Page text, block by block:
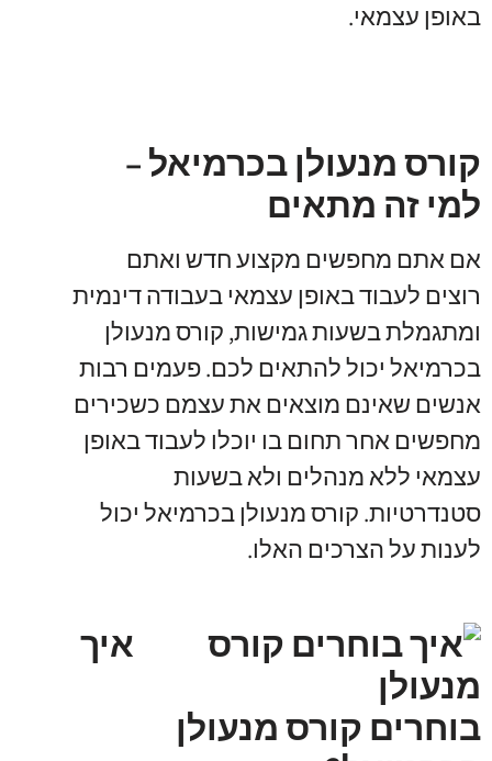
באופן עצמאי.
קורס מנעולן בכרמיאל –
למי זה מתאים
אם אתם מחפשים מקצוע חדש ואתם
רוצים לעבוד באופן עצמאי בעבודה דינמית
ומתגמלת בשעות גמישות, קורס מנעולן
בכרמיאל יכול להתאים לכם.פעמים רבות
אנשים שאינם מוצאים את עצמם כשכירים
מחפשים אחר תחום בו יוכלו לעבוד באופן
עצמאי ללא מנהלים ולא בשעות
סטנדרטיות. קורס מנעולן בכרמיאל יכול
לענות על הצרכים האלו.
איך
בוחרים קורס מנעולן